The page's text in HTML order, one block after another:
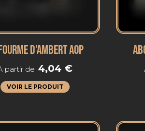
D’AMBERT AOP
partir de 4,04 €
VOIR LE PRODUIT